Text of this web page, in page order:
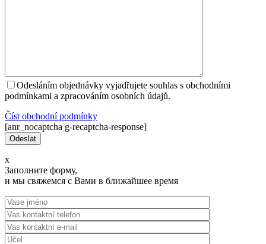
Odesláním objednávky vyjadřujete souhlas s obchodními
podmínkami a zpracováním osobních údajů.
Číst оbchodní podmínky
[anr_nocaptcha g-recaptcha-response]
x
Заполните форму,
и мы свяжемся с Вами в ближайшее время